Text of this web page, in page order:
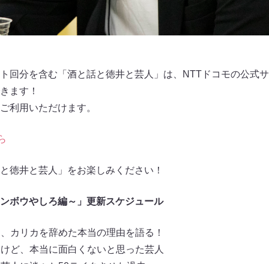
回分を含む「酒と話と徳井と芸人」は、NTTドコモの公式
ます！
利用いただけます。
徳井と芸人」をお楽しみください！
ボウやしろ編～」更新スケジュール
リカを辞めた本当の理由を語る！
ど、本当に面白くないと思った芸人